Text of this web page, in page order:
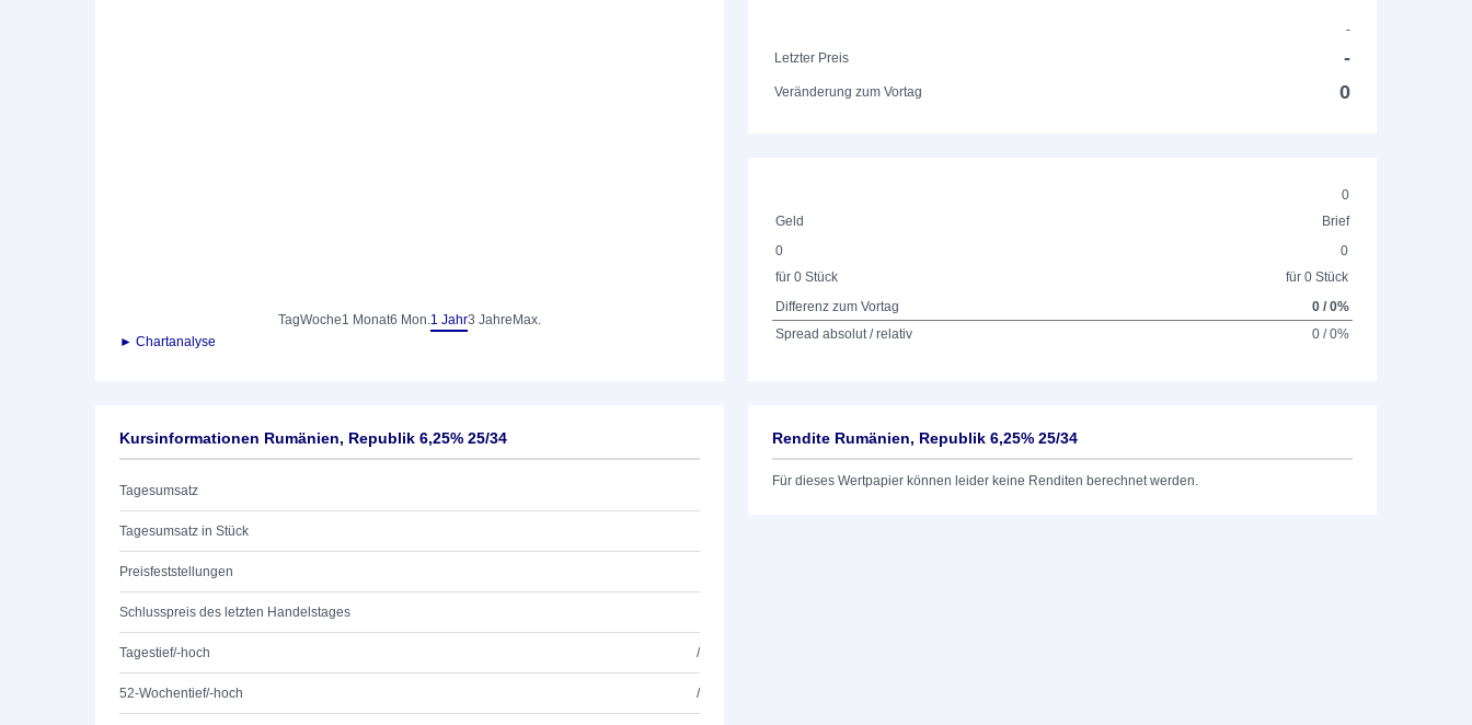
TagWoche1 Monat6 Mon.1 Jahr3 Jahre Max.
► Chartanalyse
-
Letzter Preis
-
Veränderung zum Vortag 0
0
Geld
Brief
0
für 0 Stück
0
für 0 Stück
Differenz zum Vortag
0 / 0%
Spread absolut / relativ
0 / 0%
Kursinformationen Rumänien, Republik 6,25% 25/34
Tagesumsatz
Tagesumsatz in Stück
Preisfeststellungen
Schlusspreis des letzten Handelstages
Tagestief/-hoch /
52-Wochentief/-hoch /
Rendite Rumänien, Republik 6,25% 25/34
Für dieses Wertpapier können leider keine Renditen berechnet werden.